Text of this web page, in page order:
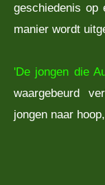
geschiedenis op
manier wordt
'De jongen die
waargebeurd
jongen naar